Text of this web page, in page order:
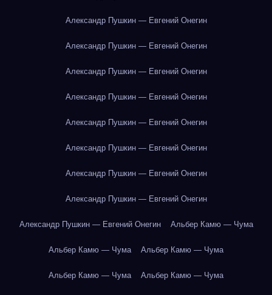
Александр Пушкин — Евгений Онегин
Александр Пушкин — Евгений Онегин
Александр Пушкин — Евгений Онегин
Александр Пушкин — Евгений Онегин
Александр Пушкин — Евгений Онегин
Александр Пушкин — Евгений Онегин
Александр Пушкин — Евгений Онегин
Александр Пушкин — Евгений Онегин
Александр Пушкин — Евгений Онегин Альбер Камю — Чума
Альбер Камю — Чума Альбер Камю — Чума
Альбер Камю — Чума Альбер Камю — Чума